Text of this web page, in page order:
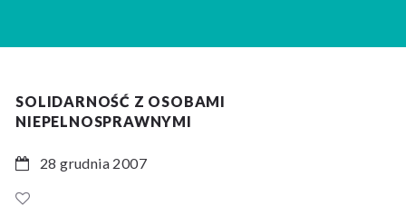
SOLIDARNOŚĆ Z OSOBAMI
NIEPELNOSPRAWNYMI
28 grudnia 2007